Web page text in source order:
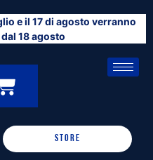
e il 17 di agosto verranno
18 agosto
STORE